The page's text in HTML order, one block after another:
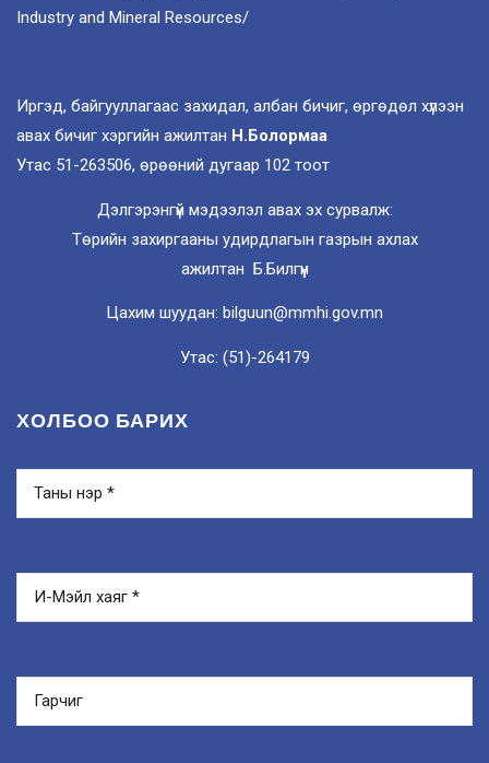
Industry and Mineral Resources/
Иргэд, байгууллагаас захидал, албан бичиг, өргөдөл хүлээн
авах бичиг хэргийн ажилтан Н.Болормаа
Утас 51-263506, өрөөний дугаар 102 тоот
Дэлгэрэнгүй мэдээлэл авах эх сурвалж:
Төрийн захиргааны удирдлагын газрын ахлах
ажилтан Б.Билгүүн
Цахим шуудан: bilguun@mmhi.gov.mn
Утас: (51)-264179
ХОЛБОО БАРИХ